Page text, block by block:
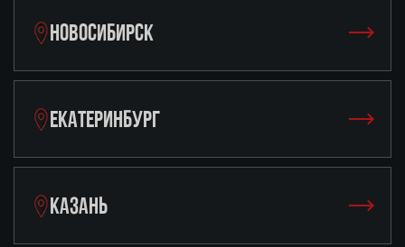
НОВОСИБИРСК
ЕКАТЕРИНБУРГ
КАЗАНЬ